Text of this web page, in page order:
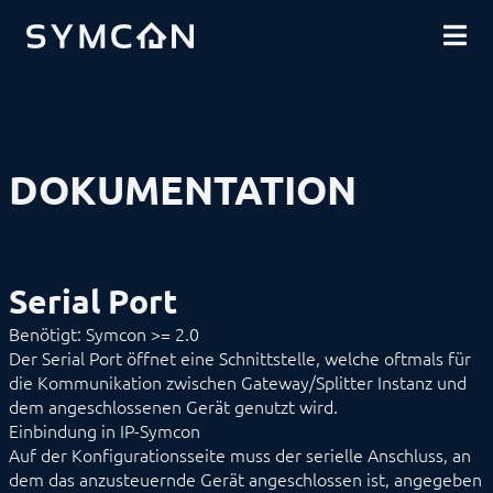
COMMUNITY
DOKUMENTATION
EINFÜHRUNG
INSTALLATION
MODULREFERENZ
Geräte
Sprachassistenten
Benachrichtigungen
Kern Instanzen
I/O Instanzen
Client Socket
HID
HTTP Client
Multicast Socket
Serial Port
Serial Port
Benötigt: Symcon >= 2.0
Der Serial Port öffnet eine Schnittstelle, welche oftmals für
die Kommunikation zwischen Gateway/Splitter Instanz und
dem angeschlossenen Gerät genutzt wird.
Einbindung in IP-Symcon
Auf der Konfigurationsseite muss der serielle Anschluss, an
dem das anzusteuernde Gerät angeschlossen ist, angegeben